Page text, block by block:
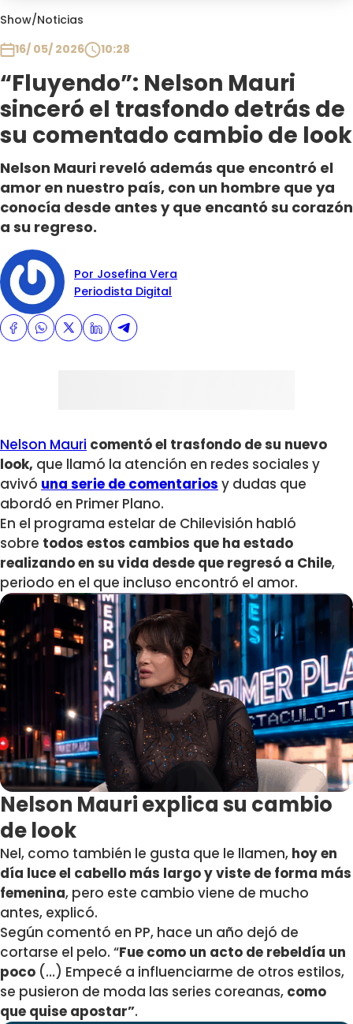
Show/Noticias
16/ 05/ 2026
10:28
“Fluyendo”: Nelson Mauri
sinceró el trasfondo detrás de
su comentado cambio de look
Nelson Mauri reveló además que encontró el
amor en nuestro país, con un hombre que ya
conocía desde antes y que encantó su corazón
a su regreso.
Por Josefina Vera
Periodista Digital
Nelson Mauri comentó el trasfondo de su nuevo
look, que llamó la atención en redes sociales y
avivó una serie de comentarios y dudas que
abordó en Primer Plano.
En el programa estelar de Chilevisión habló
sobre todos estos cambios que ha estado
realizando en su vida desde que regresó a Chile,
periodo en el que incluso encontró el amor.
Nelson Mauri explica su cambio
de look
Nel, como también le gusta que le llamen, hoy en
día luce el cabello más largo y viste de forma más
femenina, pero este cambio viene de mucho
antes, explicó.
Según comentó en PP, hace un año dejó de
cortarse el pelo. “Fue como un acto de rebeldía un
poco (…) Empecé a influenciarme de otros estilos,
se pusieron de moda las series coreanas, como
que quise apostar”.
Club De La Comedia
Plan Perfecto
El Tiempo
Sabingo
Todos Los Programas